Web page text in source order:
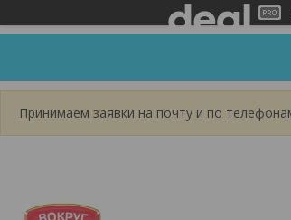
Принимаем заявки на почту и по